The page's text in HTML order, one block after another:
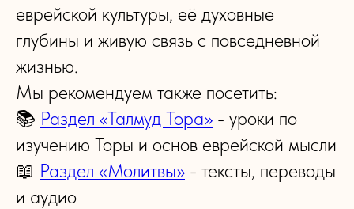
еврейской культуры, её духовные
глубины и живую связь с повседневной
жизнью.
Мы рекомендуем также посетить:
📚 Раздел «Талмуд Тора» - уроки по
изучению Торы и основ еврейской мысли
📖 Раздел «Молитвы» - тексты, переводы
и аудио